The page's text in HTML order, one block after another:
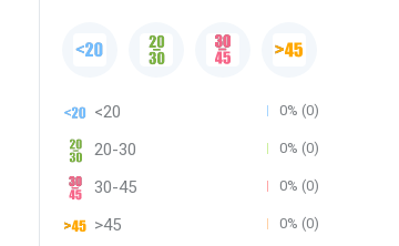
<20 0% (0)
20-30 0% (0)
30-45 0% (0)
>45 0% (0)